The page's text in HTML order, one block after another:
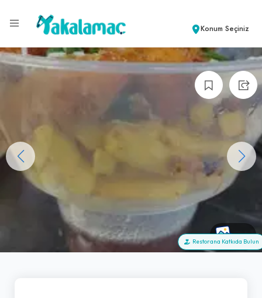
Konum Seçiniz
+14
Restorana Katkıda Bulun